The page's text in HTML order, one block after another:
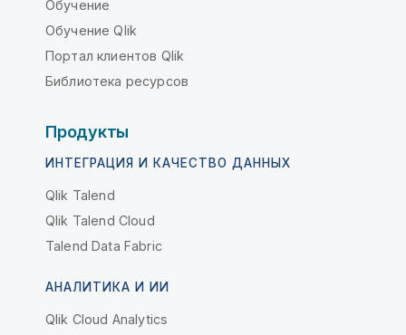
Обучение
Обучение Qlik
Портал клиентов Qlik
Библиотека ресурсов
Продукты
ИНТЕГРАЦИЯ И КАЧЕСТВО ДАННЫХ
Qlik Talend
Qlik Talend Cloud
Talend Data Fabric
АНАЛИТИКА И ИИ
Qlik Cloud Analytics